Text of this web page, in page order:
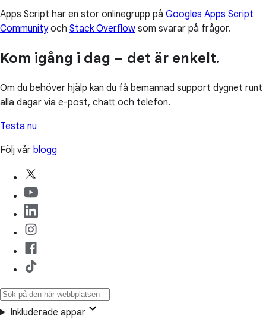
Apps Script har en stor onlinegrupp på Googles Apps Script
Communityoch Stack Overflow som svarar på frågor.
Kom igång i dag – det är enkelt.
Om du behöver hjälp kan du få bemannad support dygnet runt
alla dagar via e-post, chatt och telefon.
Testa nu
Följ vår blogg
Inkluderade appar